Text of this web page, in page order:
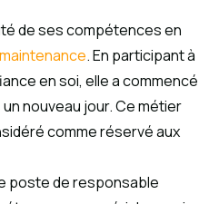
de ses compétences en
. En participant à
en soi, elle a commencé
nouveau jour. Ce métier
comme réservé aux
poste de responsable